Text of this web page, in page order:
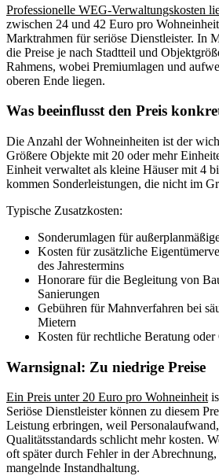
Professionelle WEG-Verwaltungskosten
zwischen 24 und 42 Euro pro
Marktrahmen für seriöse Dienstleister. In
die Preise je nach Stadtteil und
Rahmens, wobei Premiumlagen und
oberen Ende liegen.
Was beeinflusst den Preis
Die Anzahl der Wohneinheiten ist der
Größere Objekte mit 20 oder mehr
Einheit verwaltet als kleine Häuser mit 4
kommen Sonderleistungen, die nicht im
Typische Zusatzkosten:
Sonderumlagen für
Kosten für zusätzliche
des Jahrestermins
Honorare für die Begleitung von
Sanierungen
Gebühren für Mahnverfahren bei
Mietern
Kosten für rechtliche Beratung oder
Warnsignal: Zu niedrige Preise
Ein Preis unter 20 Euro pro Wohneinheit
Seriöse Dienstleister können zu diesem
Leistung erbringen, weil
Qualitätsstandards schlicht mehr kosten.
oft später durch Fehler in der
mangelnde Instandhaltung.